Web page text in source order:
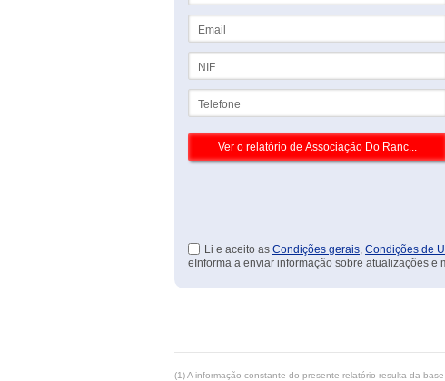
Li e aceito as Condições gerais, Condições de
eInforma a enviar informação sobre atualizações e
(1) A informação constante do presente relatório resulta da